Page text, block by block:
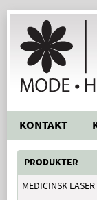
KONTAKT
PRODUKTER
MEDICINSK LASER